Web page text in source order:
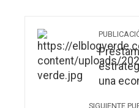
una
SIGUIENTE